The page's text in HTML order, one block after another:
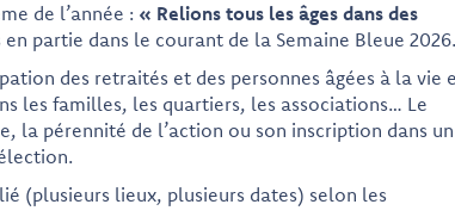
de l’année : « Relions tous les âges dans des
partie dans le courant de la Semaine Bleue 2026.
des retraités et des personnes âgées à la vie
les familles, les quartiers, les associations… Le
la pérennité de l’action ou son inscription dans un
(plusieurs lieux, plusieurs dates) selon les